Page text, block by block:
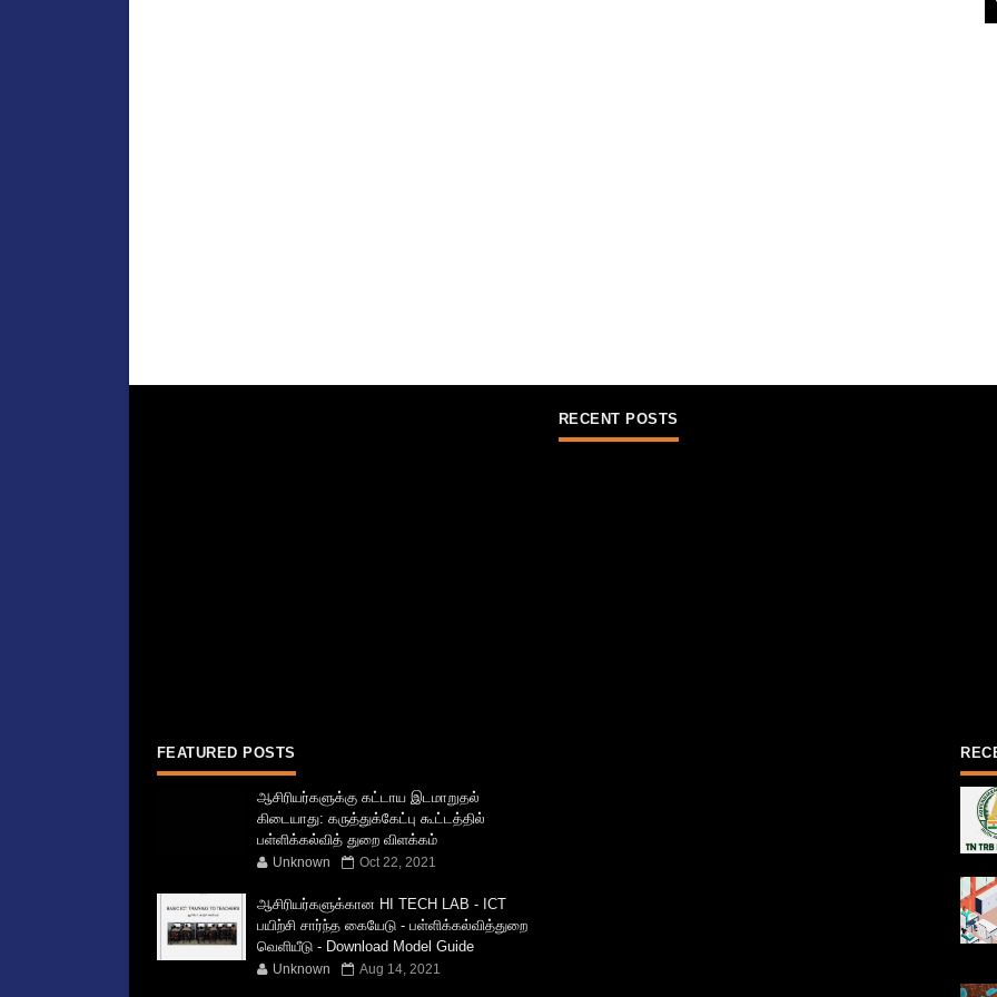
FEATURED POSTS
ஆசிரியர்களுக்கு கட்டாய இடமாறுதல்
கிடையாது: கருத்துக்கேட்பு கூட்டத்தில்
பள்ளிக்கல்வித் துறை விளக்கம்
Unknown Oct 22, 2021
ஆசிரியர்களுக்கான HI TECH LAB - ICT
பயிற்சி சார்ந்த கையேடு - பள்ளிக்கல்வித்துறை
வெளியீடு - Download Model Guide
Unknown Aug 14, 2021
RECENT POSTS